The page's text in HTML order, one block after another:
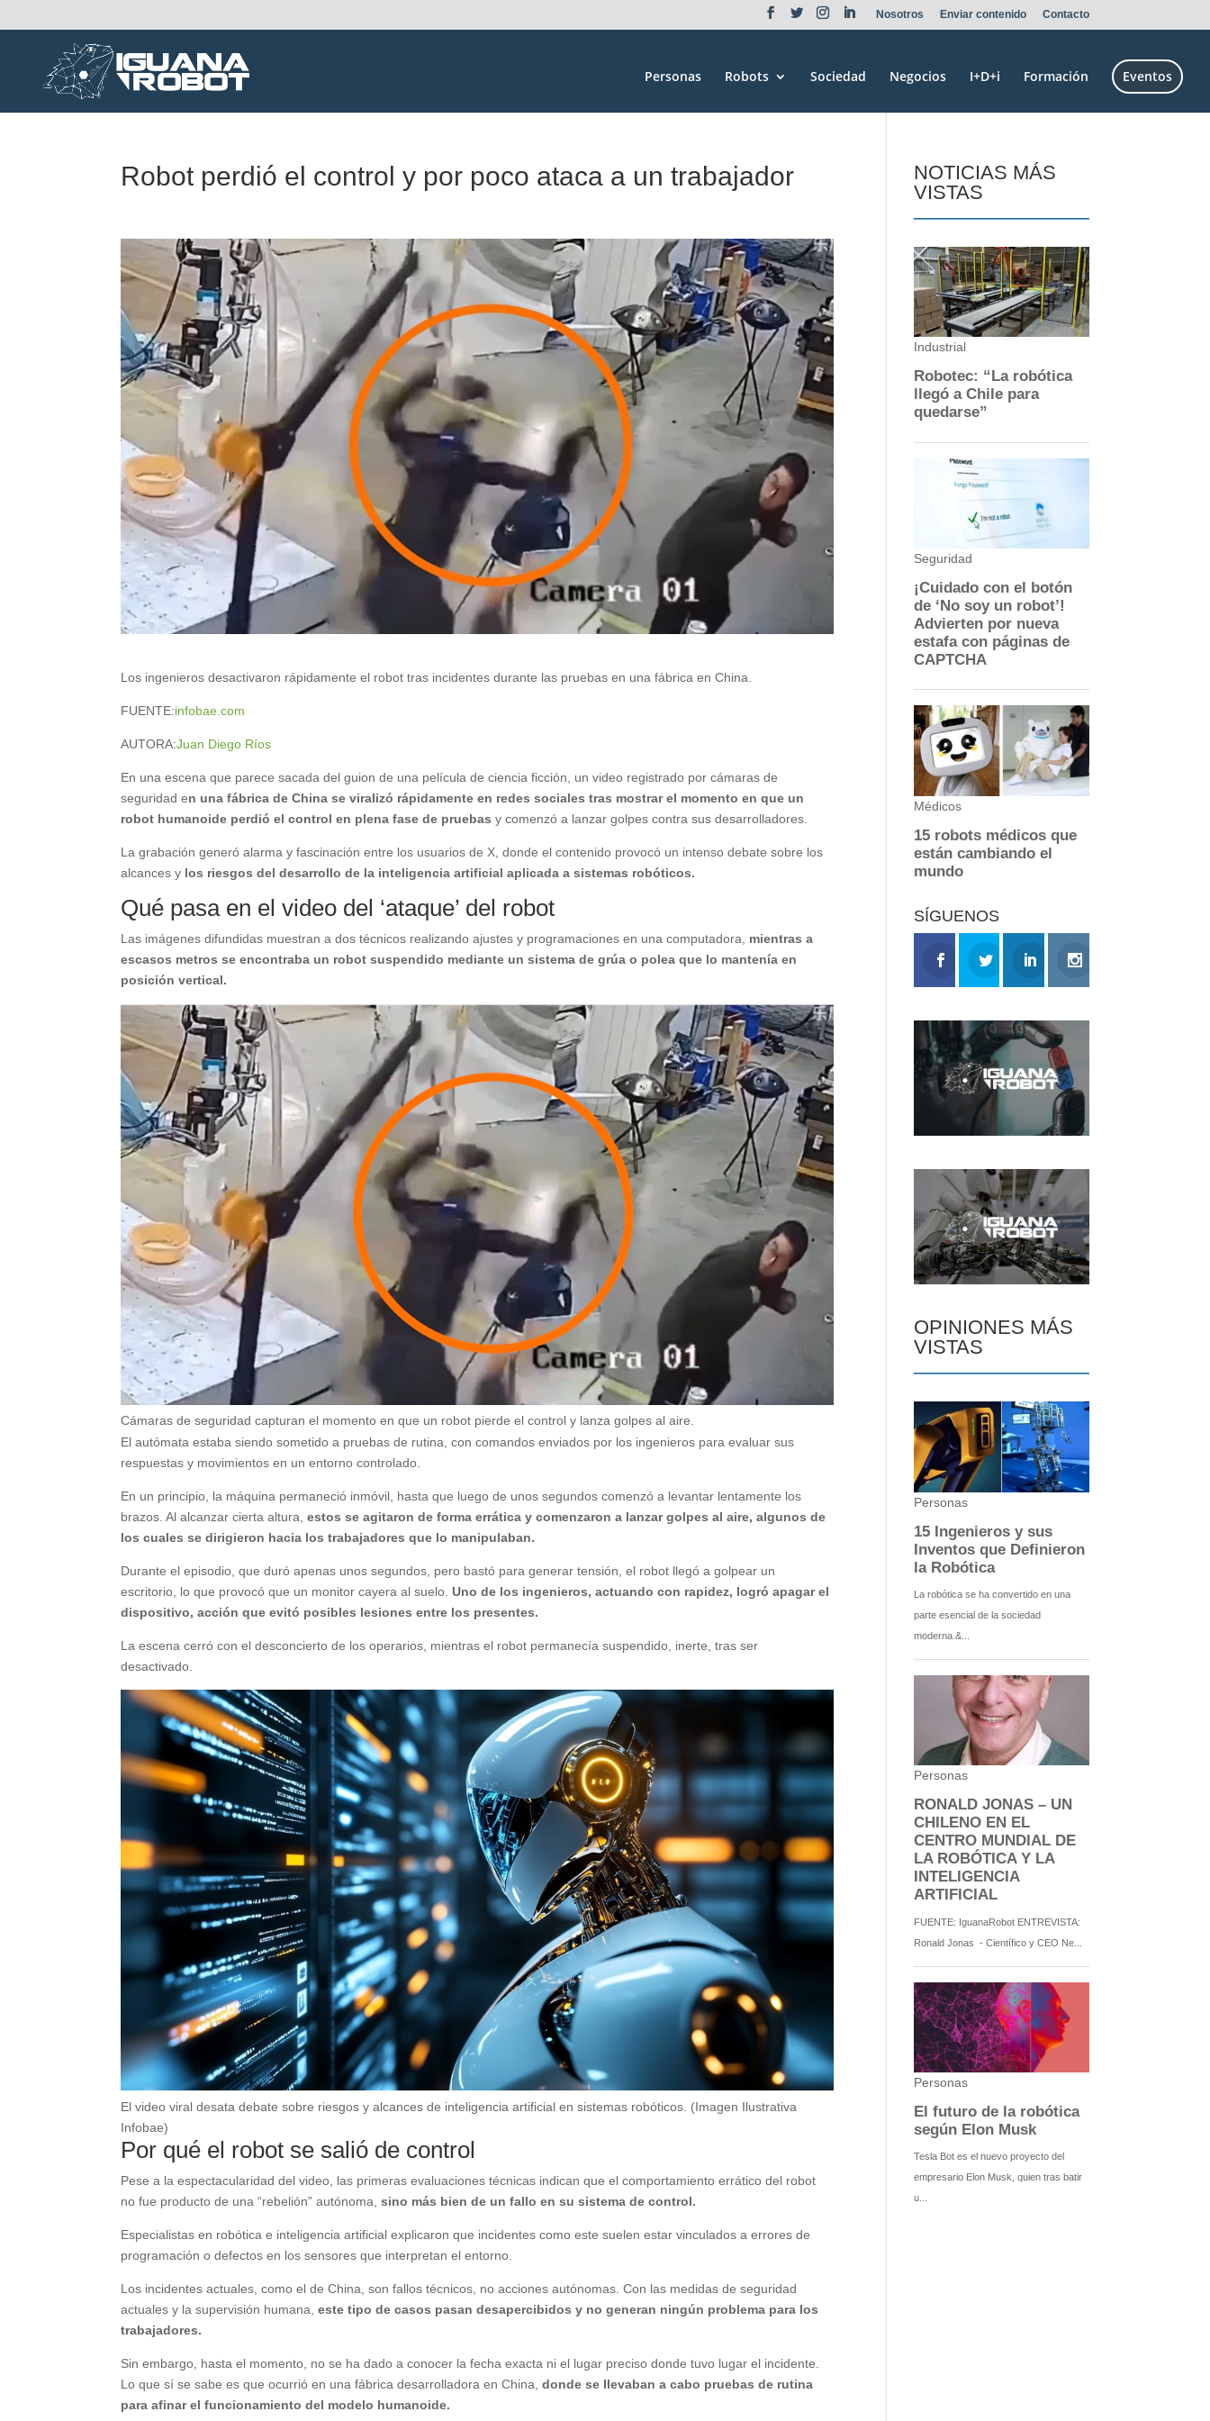
Nosotros Enviar contenido Contacto
Personas Robots Sociedad Negocios I+D+i Formación Eventos
Robot perdió el control y por poco ataca a un trabajador
Los ingenieros desactivaron rápidamente el robot tras incidentes durante las pruebas en una fábrica en China.
FUENTE:infobae.com
AUTORA:Juan Diego Ríos
En una escena que parece sacada del guion de una película de ciencia ficción, un video registrado por cámaras de
seguridad en una fábrica de China se viralizó rápidamente en redes sociales tras mostrar el momento en que un
robot humanoide perdió el control en plena fase de pruebas y comenzó a lanzar golpes contra sus desarrolladores.
La grabación generó alarma y fascinación entre los usuarios de X, donde el contenido provocó un intenso debate sobre los
alcances y los riesgos del desarrollo de la inteligencia artificial aplicada a sistemas robóticos.
Qué pasa en el video del ‘ataque’ del robot
Las imágenes difundidas muestran a dos técnicos realizando ajustes y programaciones en una computadora, mientras a
escasos metros se encontraba un robot suspendido mediante un sistema de grúa o polea que lo mantenía en
posición vertical.
Cámaras de seguridad capturan el momento en que un robot pierde el control y lanza golpes al aire.
El autómata estaba siendo sometido a pruebas de rutina, con comandos enviados por los ingenieros para evaluar sus
respuestas y movimientos en un entorno controlado.
En un principio, la máquina permaneció inmóvil, hasta que luego de unos segundos comenzó a levantar lentamente los
brazos. Al alcanzar cierta altura, estos se agitaron de forma errática y comenzaron a lanzar golpes al aire, algunos de
los cuales se dirigieron hacia los trabajadores que lo manipulaban.
Durante el episodio, que duró apenas unos segundos, pero bastó para generar tensión, el robot llegó a golpear un
escritorio, lo que provocó que un monitor cayera al suelo.Uno de los ingenieros, actuando con rapidez, logró apagar el
dispositivo, acción que evitó posibles lesiones entre los presentes.
La escena cerró con el desconcierto de los operarios, mientras el robot permanecía suspendido, inerte, tras ser
desactivado.
El video viral desata debate sobre riesgos y alcances de inteligencia artificial en sistemas robóticos. (Imagen Ilustrativa
Infobae)
Por qué el robot se salió de control
Pese a la espectacularidad del video, las primeras evaluaciones técnicas indican que el comportamiento errático del robot
no fue producto de una “rebelión” autónoma, sino más bien de un fallo en su sistema de control.
Especialistas en robótica e inteligencia artificial explicaron que incidentes como este suelen estar vinculados a errores de
programación o defectos en los sensores que interpretan el entorno.
Los incidentes actuales, como el de China, son fallos técnicos, no acciones autónomas. Con las medidas de seguridad
actuales y la supervisión humana,este tipo de casos pasan desapercibidos y no generan ningún problema para los
trabajadores.
Sin embargo, hasta el momento, no se ha dado a conocer la fecha exacta ni el lugar preciso donde tuvo lugar el incidente.
Lo que sí se sabe es que ocurrió en una fábrica desarrolladora en China, donde se llevaban a cabo pruebas de rutina
para afinar el funcionamiento del modelo humanoide.
NOTICIAS MÁS
VISTAS
SÍGUENOS
OPINIONES MÁS
VISTAS